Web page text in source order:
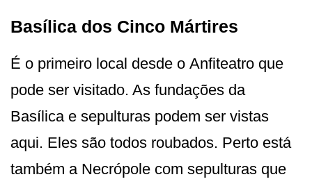
Basílica dos Cinco Mártires
É o primeiro local desde o Anfiteatro que
pode ser visitado. As fundações da
Basílica e sepulturas podem ser vistas
aqui. Eles são todos roubados. Perto está
também a Necrópole com sepulturas que